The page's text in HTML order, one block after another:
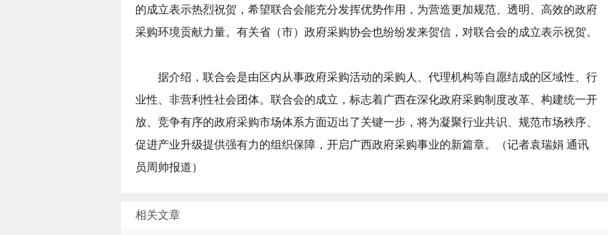
的成立表示热烈祝贺，希望联合会能充分发挥优势作用，为营造更加规范、透明、高效的政府
采购环境贡献力量。有关省（市）政府采购协会也纷纷发来贺信，对联合会的成立表示祝贺。
据介绍，联合会是由区内从事政府采购活动的采购人、代理机构等自愿结成的区域性、行
业性、非营利性社会团体。联合会的成立，标志着广西在深化政府采购制度改革、构建统一开
放、竞争有序的政府采购市场体系方面迈出了关键一步，将为凝聚行业共识、规范市场秩序、
促进产业升级提供强有力的组织保障，开启广西政府采购事业的新篇章。（记者袁瑞娟 通讯
员周帅报道）
相关文章